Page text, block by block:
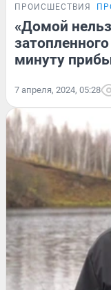
ПРОИСШЕСТВИЯ
«Домой
минуту
7 апреля, 2024, 05:28